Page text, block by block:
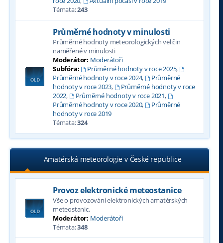
Témata:243
Průměrné hodnoty v minulosti
Průměrné hodnoty meteorologických veličin
naměřené v minulosti
Moderátor: Moderátoři
Subfóra:
Průměrné hodnoty v roce 2025,
Průměrné hodnoty v roce 2024,
Průměrné
hodnoty v roce 2023,
Průměrné hodnoty v roce
2022, Průměrné hodnoty v roce 2021,
Průměrné hodnoty v roce 2020,
Průměrné
hodnoty v roce 2019
Témata:324
Amatérská meteorologie v České republice
Provoz elektronické meteostanice
Vše o provozování elektronických amatérských
meteostanic.
Moderátor: Moderátoři
Témata:348